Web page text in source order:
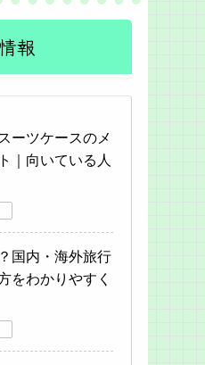
報
ーツケースのメ
｜向いている人
国内・海外旅行
をわかりやすく